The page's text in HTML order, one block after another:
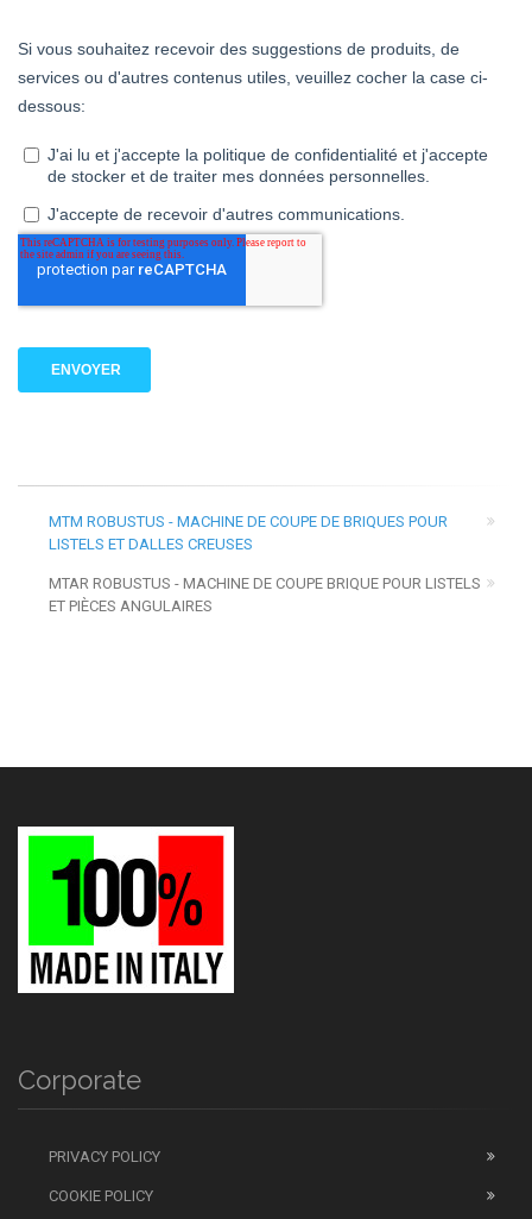
MTM ROBUSTUS - MACHINE DE COUPE DE BRIQUES POUR
LISTELS ET DALLES CREUSES
MTAR ROBUSTUS - MACHINE DE COUPE BRIQUE POUR LISTELS
ET PIÈCES ANGULAIRES
Corporate
PRIVACY POLICY
COOKIE POLICY